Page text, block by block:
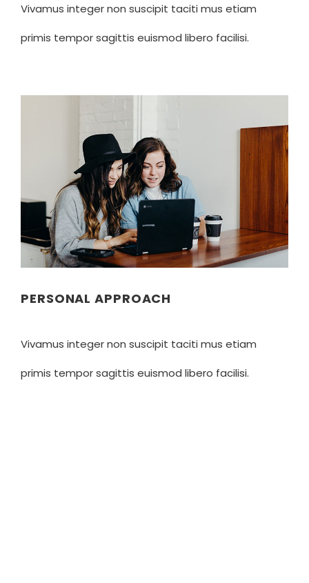
Vivamus integer non suscipit taciti mus etiam
primis tempor sagittis euismod libero facilisi.
PERSONAL APPROACH
Vivamus integer non suscipit taciti mus etiam
primis tempor sagittis euismod libero facilisi.